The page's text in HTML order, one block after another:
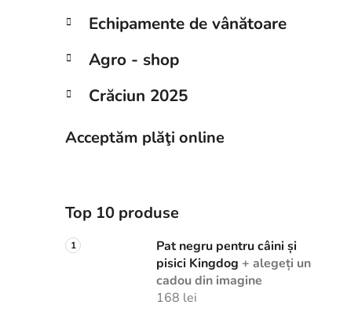
Echipamente de vânătoare
Agro - shop
Crăciun 2025
Acceptăm plăţi online
Top 10 produse
Pat negru pentru câini și
pisici Kingdog + alegeți un
cadou din imagine
168 lei